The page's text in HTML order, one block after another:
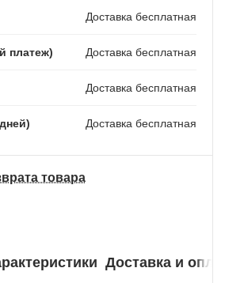
Доставка бесплатная
платеж) Доставка бесплатная
Доставка бесплатная
Доставка бесплатная
товара
Доставка и